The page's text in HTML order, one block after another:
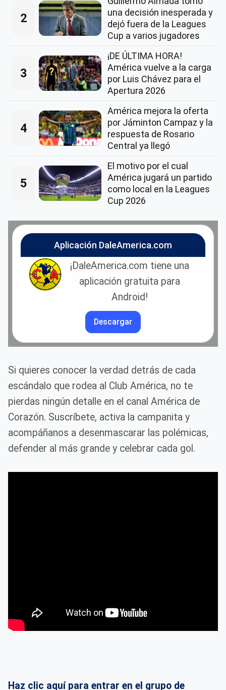
2
una decisión inesperada y
dejó fuera de la Leagues
Cup a varios jugadores
3
¡DE ÚLTIMA HORA!
América vuelve a la carga
por Luis Chávez para el
Apertura 2026
4
América mejora la oferta
por Jáminton Campaz y la
respuesta de Rosario
Central ya llegó
5
El motivo por el cual
América jugará un partido
como local en la Leagues
Cup 2026
Aplicación DaleAmerica.com
¡DaleAmerica.com tiene una
aplicación gratuita para
Android!
Descargar
Si quieres conocer la verdad detrás de cada
escándalo que rodea al Club América, no te
pierdas ningún detalle en el canal América de
Corazón. Suscríbete, activa la campanita y
acompáñanos a desenmascarar las polémicas,
defender al más grande y celebrar cada gol.
Haz clic aquí para entrar en el grupo de